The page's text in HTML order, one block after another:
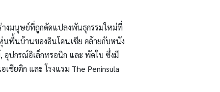
างมนุษย์ที่ถูกดัดแปลงพันธุกรรมใหม่ที่
หุ่นพื้นบ้านของอินโดนเซีย คล้ายกับหนัง
อุปกรณ์อิเล็กทรอนิก และ พัดใบ ซึ่งมี
ชียติก และ โรงแรม The Peninsula